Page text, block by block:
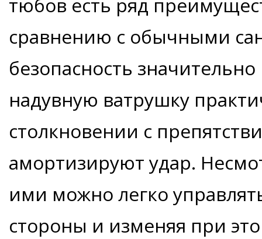
тюбов есть ряд
сравнению с обычными
безопасность
надувную ватрушку
столкновении с
амортизируют удар.
ими можно легко
стороны и изменяя при